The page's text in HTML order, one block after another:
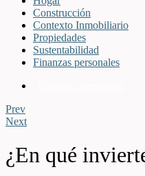
Construcción
Contexto Inmobiliario
Propiedades
Sustentabilidad
Finanzas personales
Prev
Next
¿En qué